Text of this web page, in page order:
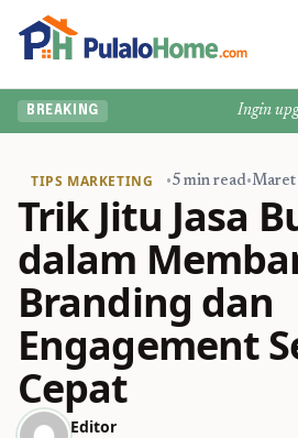
BREAKING Ingin
TIPS MARKETING •5 min read•Maret
Trik Jitu Jasa
dalam
Branding dan
Engagement
Cepat
Editor